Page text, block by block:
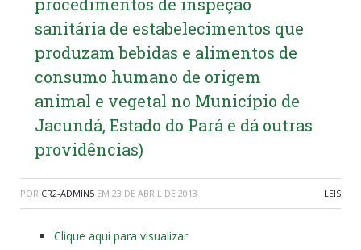
sanitária de estabelecimentos que
produzam bebidas e alimentos de
consumo humano de origem
animal e vegetal no Município de
Jacundá, Estado do Pará e dá outras
providências)
POR CR2-ADMIN5 EM 23 DE ABRIL DE 2013 LEIS
Clique aqui para visualizar